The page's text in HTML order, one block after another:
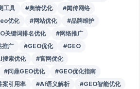
工具 #舆情优化
#闻传网络
优化 #网站优化
#品牌维护
关键词排名优化
#网络推广
推广 #GEO优化
#GEO
搜索优化
#官网优化
#问鼎GEO优化
#GEO优化指南
案引用率 #AI语义解析 #GEO智能优化